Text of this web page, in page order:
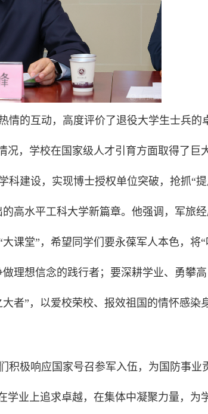
情的互动，高度评价了退役大学生士兵的
况，学校在国家级人才引育方面取得了巨
科建设，实现博士授权单位突破，抢抓“
高水平工科大学新篇章。他强调，军旅
课堂”，希望同学们要永葆军人本色，将“
理想信念的践行者；要深耕学业、勇攀高
者”，以爱校荣校、报效祖国的情怀感染
积极响应国家号召参军入伍，为国防事业
学业上追求卓越，在集体中凝聚力量，为